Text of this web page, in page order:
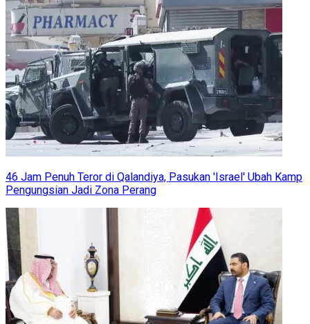
46 Jam Penuh Teror di Qalandiya, Pasukan 'Israel' Ubah Kamp
Pengungsian Jadi Zona Perang